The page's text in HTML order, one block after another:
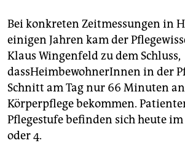
Bei konkreten Zeitmessungen in
einigen Jahren kam der
Klaus Wingenfeld zu dem Schluss,
dassHeimbewohnerInnen in der
Schnitt am Tag nur 66 Minuten
Körperpflege bekommen.
Pflegestufe befinden sich heute im
oder 4.